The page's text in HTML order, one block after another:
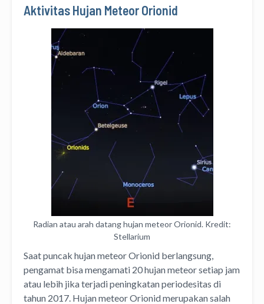
Aktivitas Hujan Meteor Orionid
Radian atau arah datang hujan meteor Orionid. Kredit:
Stellarium
Saat puncak hujan meteor Orionid berlangsung,
pengamat bisa mengamati 20 hujan meteor setiap jam
atau lebih jika terjadi peningkatan periodesitas di
tahun 2017. Hujan meteor Orionid merupakan salah